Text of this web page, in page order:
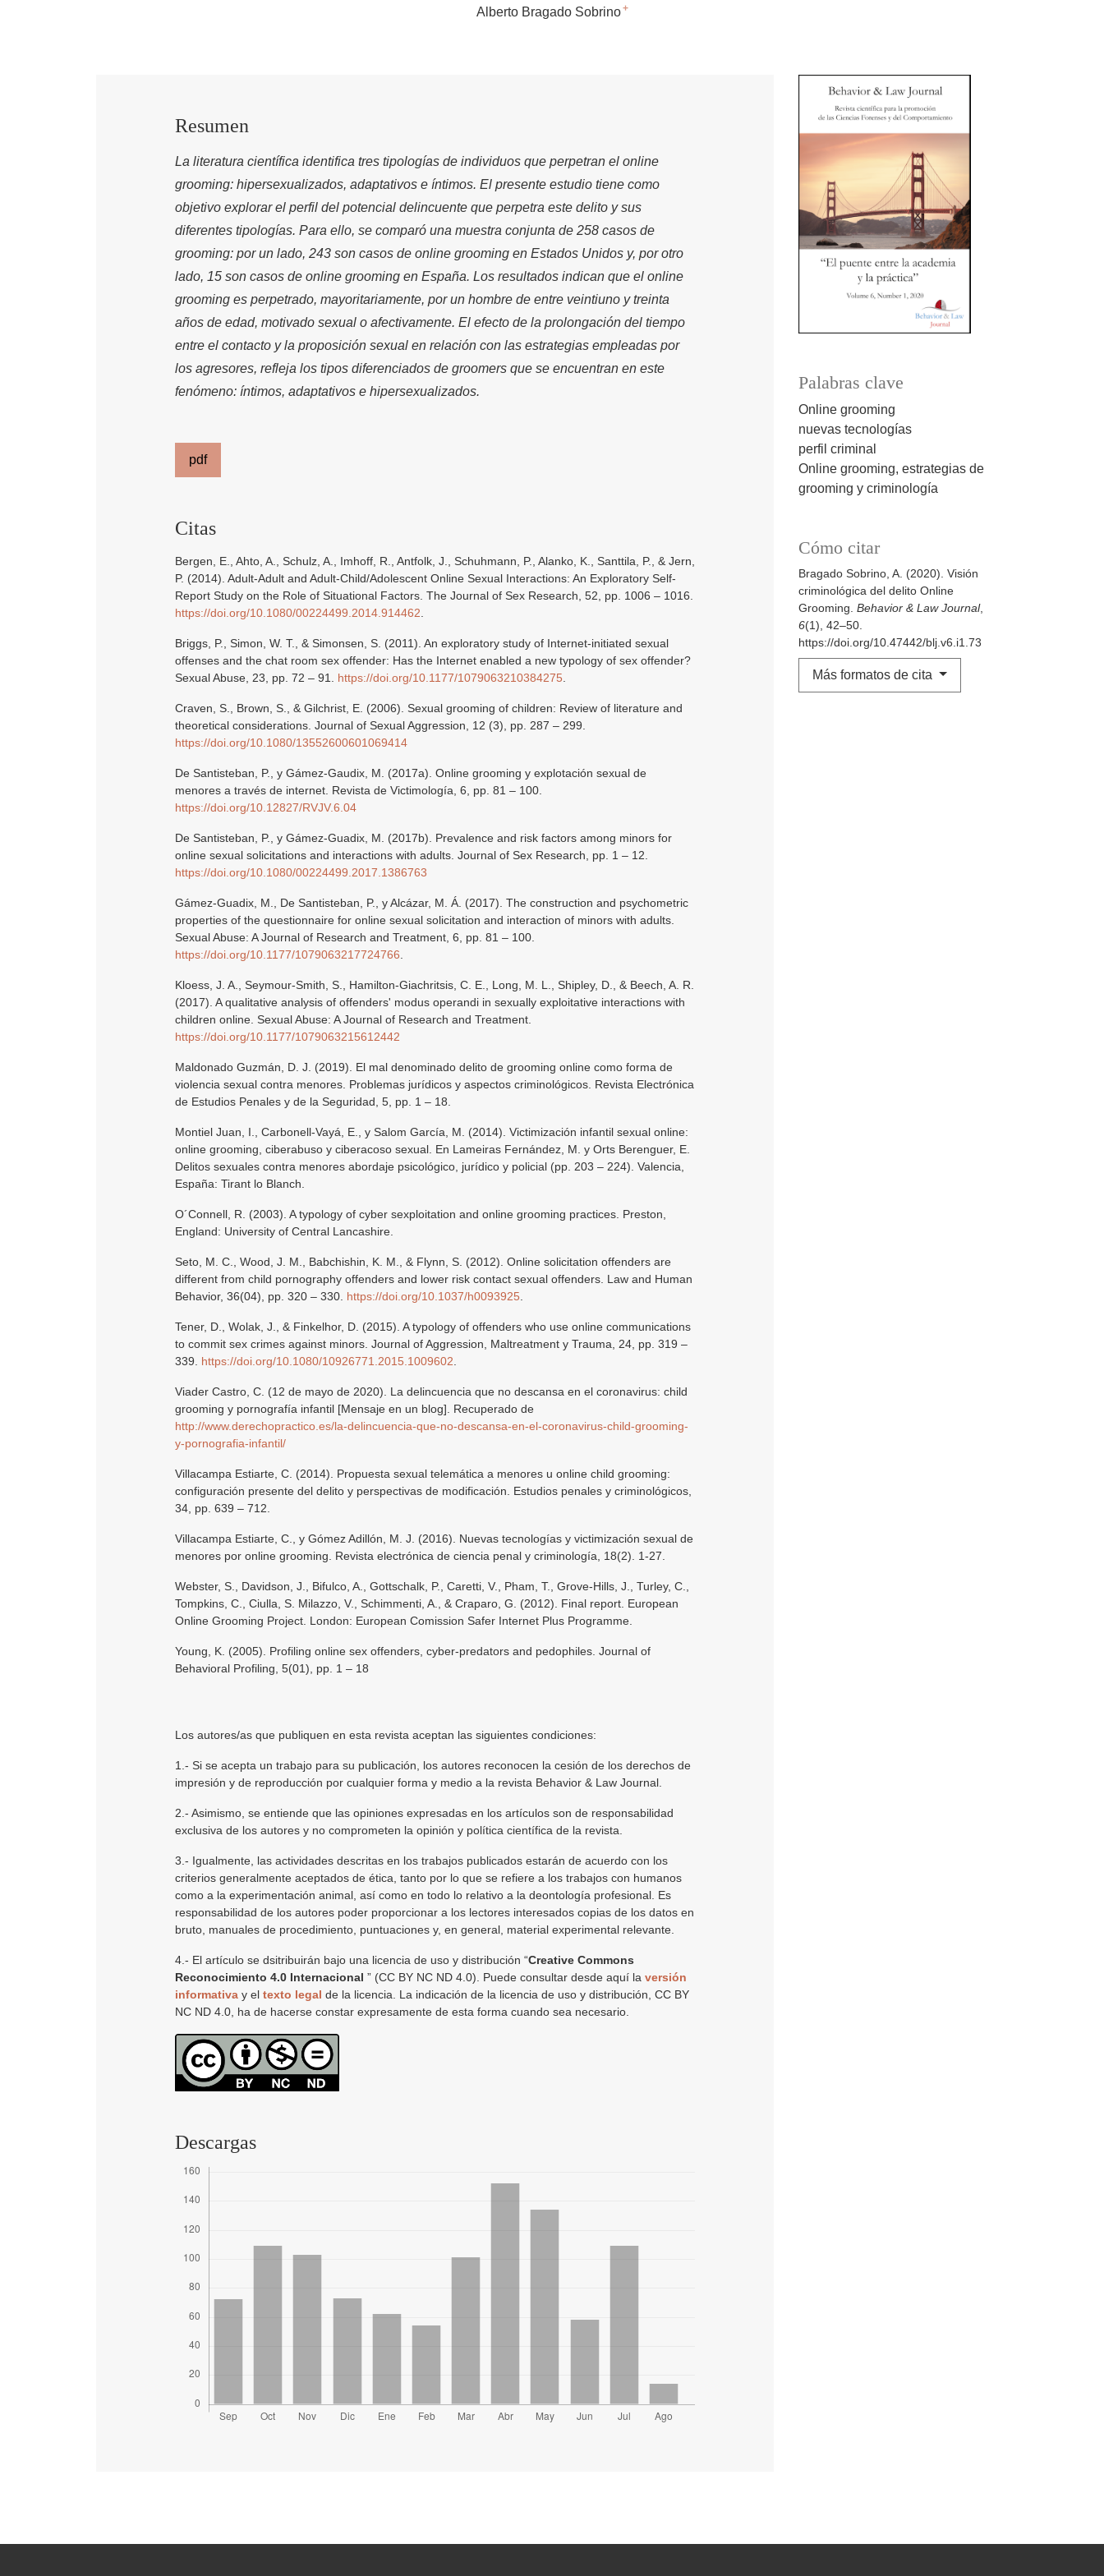
Alberto Bragado Sobrino+
Palabras clave
Online grooming
nuevas tecnologías
perfil criminal
Online grooming, estrategias de
grooming y criminología
Cómo citar
Bragado Sobrino, A. (2020). Visión
criminológica del delito Online
Grooming. Behavior & Law Journal,
6(1), 42–50.
https://doi.org/10.47442/blj.v6.i1.73
Más formatos de cita
Resumen
La literatura científica identifica tres tipologías de individuos que perpetran el online
grooming: hipersexualizados, adaptativos e íntimos. El presente estudio tiene como
objetivo explorar el perfil del potencial delincuente que perpetra este delito y sus
diferentes tipologías. Para ello, se comparó una muestra conjunta de 258 casos de
grooming: por un lado, 243 son casos de online grooming en Estados Unidos y, por otro
lado, 15 son casos de online grooming en España. Los resultados indican que el online
grooming es perpetrado, mayoritariamente, por un hombre de entre veintiuno y treinta
años de edad, motivado sexual o afectivamente. El efecto de la prolongación del tiempo
entre el contacto y la proposición sexual en relación con las estrategias empleadas por
los agresores, refleja los tipos diferenciados de groomers que se encuentran en este
fenómeno: íntimos, adaptativos e hipersexualizados.
pdf
Citas
Bergen, E., Ahto, A., Schulz, A., Imhoff, R., Antfolk, J., Schuhmann, P., Alanko, K., Santtila, P., & Jern,
P. (2014). Adult-Adult and Adult-Child/Adolescent Online Sexual Interactions: An Exploratory Self-
Report Study on the Role of Situational Factors. The Journal of Sex Research, 52, pp. 1006 – 1016.
https://doi.org/10.1080/00224499.2014.914462
Briggs, P., Simon, W. T., & Simonsen, S. (2011). An exploratory study of Internet-initiated sexual
offenses and the chat room sex offender: Has the Internet enabled a new typology of sex offender?
Sexual Abuse, 23, pp. 72 – 91. https://doi.org/10.1177/1079063210384275
Craven, S., Brown, S., & Gilchrist, E. (2006). Sexual grooming of children: Review of literature and
theoretical considerations. Journal of Sexual Aggression, 12 (3), pp. 287 – 299.
https://doi.org/10.1080/13552600601069414
De Santisteban, P., y Gámez-Gaudix, M. (2017a). Online grooming y explotación sexual de
menores a través de internet. Revista de Victimología, 6, pp. 81 – 100.
https://doi.org/10.12827/RVJV.6.04
De Santisteban, P., y Gámez-Guadix, M. (2017b). Prevalence and risk factors among minors for
online sexual solicitations and interactions with adults. Journal of Sex Research, pp. 1 – 12.
https://doi.org/10.1080/00224499.2017.1386763
Gámez-Guadix, M., De Santisteban, P., y Alcázar, M. Á. (2017). The construction and psychometric
properties of the questionnaire for online sexual solicitation and interaction of minors with adults.
Sexual Abuse: A Journal of Research and Treatment, 6, pp. 81 – 100.
https://doi.org/10.1177/1079063217724766
Kloess, J. A., Seymour-Smith, S., Hamilton-Giachritsis, C. E., Long, M. L., Shipley, D., & Beech, A. R.
(2017). A qualitative analysis of offenders' modus operandi in sexually exploitative interactions with
children online. Sexual Abuse: A Journal of Research and Treatment.
https://doi.org/10.1177/1079063215612442
Maldonado Guzmán, D. J. (2019). El mal denominado delito de grooming online como forma de
violencia sexual contra menores. Problemas jurídicos y aspectos criminológicos. Revista Electrónica
de Estudios Penales y de la Seguridad, 5, pp. 1 – 18.
Montiel Juan, I., Carbonell-Vayá, E., y Salom García, M. (2014). Victimización infantil sexual online:
online grooming, ciberabuso y ciberacoso sexual. En Lameiras Fernández, M. y Orts Berenguer, E.
Delitos sexuales contra menores abordaje psicológico, jurídico y policial (pp. 203 – 224). Valencia,
España: Tirant lo Blanch.
O´Connell, R. (2003). A typology of cyber sexploitation and online grooming practices. Preston,
England: University of Central Lancashire.
Seto, M. C., Wood, J. M., Babchishin, K. M., & Flynn, S. (2012). Online solicitation offenders are
different from child pornography offenders and lower risk contact sexual offenders. Law and Human
Behavior, 36(04), pp. 320 – 330. https://doi.org/10.1037/h0093925
Tener, D., Wolak, J., & Finkelhor, D. (2015). A typology of offenders who use online communications
to commit sex crimes against minors. Journal of Aggression, Maltreatment y Trauma, 24, pp. 319 –
339. https://doi.org/10.1080/10926771.2015.1009602
Viader Castro, C. (12 de mayo de 2020). La delincuencia que no descansa en el coronavirus: child
grooming y pornografía infantil [Mensaje en un blog]. Recuperado de
http://www.derechopractico.es/la-delincuencia-que-no-descansa-en-el-coronavirus-child-grooming-
y-pornografia-infantil/
Villacampa Estiarte, C. (2014). Propuesta sexual telemática a menores u online child grooming:
configuración presente del delito y perspectivas de modificación. Estudios penales y criminológicos,
34, pp. 639 – 712.
Villacampa Estiarte, C., y Gómez Adillón, M. J. (2016). Nuevas tecnologías y victimización sexual de
menores por online grooming. Revista electrónica de ciencia penal y criminología, 18(2). 1-27.
Webster, S., Davidson, J., Bifulco, A., Gottschalk, P., Caretti, V., Pham, T., Grove-Hills, J., Turley, C.,
Tompkins, C., Ciulla, S. Milazzo, V., Schimmenti, A., & Craparo, G. (2012). Final report. European
Online Grooming Project. London: European Comission Safer Internet Plus Programme.
Young, K. (2005). Profiling online sex offenders, cyber-predators and pedophiles. Journal of
Behavioral Profiling, 5(01), pp. 1 – 18
Los autores/as que publiquen en esta revista aceptan las siguientes condiciones:
1.- Si se acepta un trabajo para su publicación, los autores reconocen la cesión de los derechos de
impresión y de reproducción por cualquier forma y medio a la revista Behavior & Law Journal.
2.- Asimismo, se entiende que las opiniones expresadas en los artículos son de responsabilidad
exclusiva de los autores y no comprometen la opinión y política científica de la revista.
3.- Igualmente, las actividades descritas en los trabajos publicados estarán de acuerdo con los
criterios generalmente aceptados de ética, tanto por lo que se refiere a los trabajos con humanos
como a la experimentación animal, así como en todo lo relativo a la deontología profesional. Es
responsabilidad de los autores poder proporcionar a los lectores interesados copias de los datos en
bruto, manuales de procedimiento, puntuaciones y, en general, material experimental relevante.
4.- El artículo se dsitribuirán bajo una licencia de uso y distribución “Creative Commons
Reconocimiento 4.0 Internacional ” (CC BY NC ND 4.0). Puede consultar desde aquí la versión
informativa y el texto legal de la licencia. La indicación de la licencia de uso y distribución, CC BY
NC ND 4.0, ha de hacerse constar expresamente de esta forma cuando sea necesario.
Descargas